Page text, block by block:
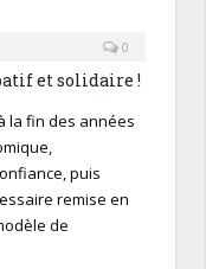
0
et solidaire !
la fin des années
puis
remise en
de